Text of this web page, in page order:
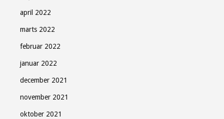
april 2022
marts 2022
februar 2022
januar 2022
december 2021
november 2021
oktober 2021